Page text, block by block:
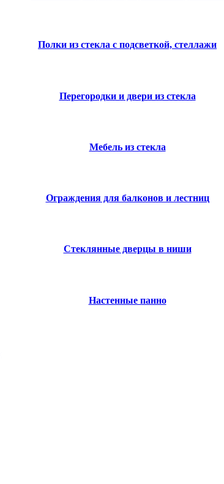
Полки из стекла с подсветкой, стеллажи
Перегородки и двери из стекла
Мебель из стекла
Ограждения для балконов и лестниц
Стеклянные дверцы в ниши
Настенные панно